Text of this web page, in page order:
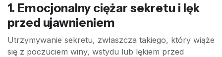
1. Emocjonalny ciężar sekretu i lęk
przed ujawnieniem
Utrzymywanie sekretu, zwłaszcza takiego, który wiąże
się z poczuciem winy, wstydu lub lękiem przed